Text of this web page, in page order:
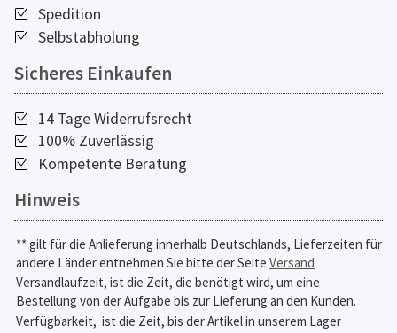
Spedition
Selbstabholung
Sicheres Einkaufen
14 Tage Widerrufsrecht
100% Zuverlässig
Kompetente Beratung
Hinweis
** gilt für die Anlieferung innerhalb Deutschlands, Lieferzeiten für
andere Länder entnehmen Sie bitte der Seite Versand
Versandlaufzeit, ist die Zeit, die benötigt wird, um eine
Bestellung von der Aufgabe bis zur Lieferung an den Kunden.
Verfügbarkeit, ist die Zeit, bis der Artikel in unserem Lager